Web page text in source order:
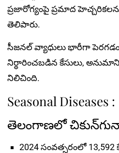
ప్రజారోగ్యంపై ప్ర‌మాద
తెలిపారు.
సీజనల్ వ్యాధులు భారీగా
నిర్ధారించబడిన కేసులు,
నిలిచింది.
Seasonal Diseases :
తెలంగాణలో
2024 సంవ‌త్స‌రంలో 13,592